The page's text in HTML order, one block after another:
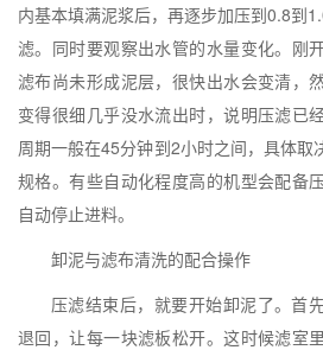
内基本填满泥浆后，再逐步加压到0.8到
滤。同时要观察出水管的水量变化。刚
滤布尚未形成泥层，很快出水会变清，
变得很细几乎没水流出时，说明压滤已
周期一般在45分钟到2小时之间，具体取
规格。有些自动化程度高的机型会配备
自动停止进料。
卸泥与滤布清洗的配合操作
压滤结束后，就要开始卸泥了。首
退回，让每一块滤板松开。这时候滤室